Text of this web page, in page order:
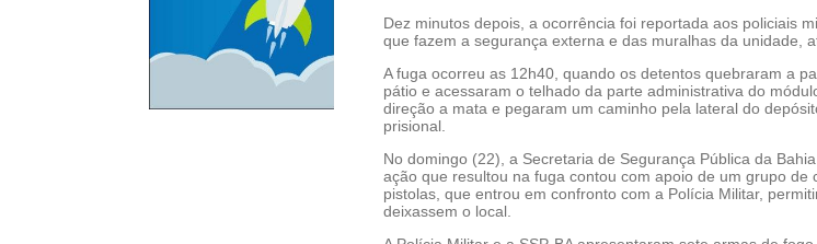
Dez minutos depois, a ocorrência foi reportada aos policiais
que fazem a segurança externa e das muralhas da unidade,
A fuga ocorreu as 12h40, quando os detentos quebraram a
pátio e acessaram o telhado da parte administrativa do
direção a mata e pegaram um caminho pela lateral do
prisional.
No domingo (22), a Secretaria de Segurança Pública da
ação que resultou na fuga contou com apoio de um grupo de
pistolas, que entrou em confronto com a Polícia Militar,
deixassem o local.